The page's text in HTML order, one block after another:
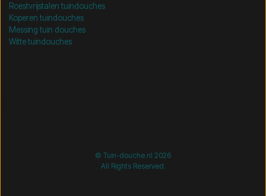
Roestvrijstalen tuindouches
Koperen tuindouches
Messing tuin douches
Witte tuindouches
© Tuin-douche.nl 2026
All Rights Reserved.